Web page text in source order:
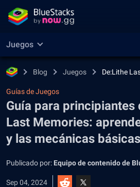
Juegos
Blog Juegos De:Lithe
Guías de Juegos
Guía para principiantes
Last Memories:
y las mecánicas
Publicado por: Equipo de contenido de
Sep 04, 2024